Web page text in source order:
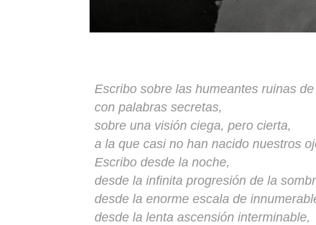
Escribo sobre las humeantes ruinas
con palabras secretas,
sobre una visión ciega, pero cierta,
a la que casi no han nacido nuestros
Escribo desde la noche,
desde la infinita progresión de la
desde la enorme escala de
desde la lenta ascensión interminable,